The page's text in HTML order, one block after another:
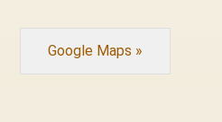
Google Maps »